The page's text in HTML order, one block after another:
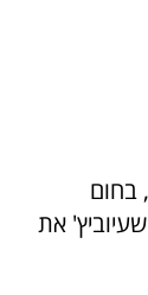
בחום
את